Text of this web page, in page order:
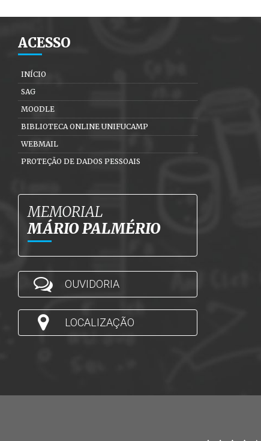
ACESSO
INÍCIO
SAG
MOODLE
BIBLIOTECA ONLINE UNIFUCAMP
WEBMAIL
PROTEÇÃO DE DADOS PESSOAIS
MEMORIAL
MÁRIO PALMÉRIO
OUVIDORIA
LOCALIZAÇÃO